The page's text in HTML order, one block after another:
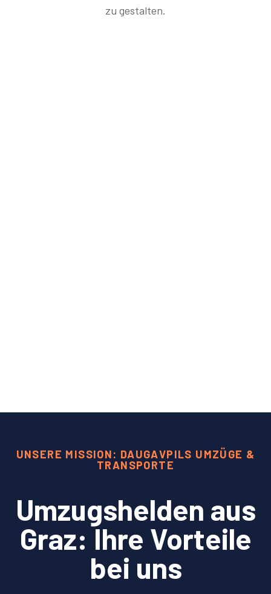
zu gestalten.
UNSERE MISSION: DAUGAVPILS UMZÜGE &
TRANSPORTE
Umzugshelden aus
Graz: Ihre Vorteile
bei uns